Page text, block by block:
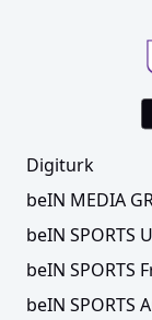
Digiturk
beIN MEDIA
beIN SPORTS
beIN SPORTS
beIN SPORTS